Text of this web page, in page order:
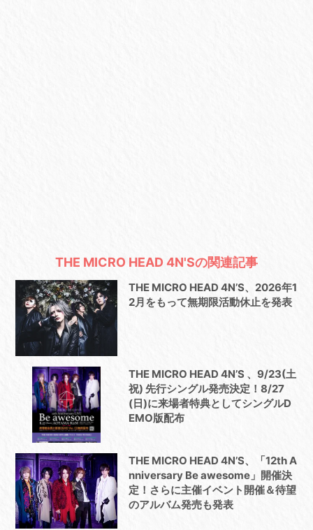
THE MICRO HEAD 4N'Sの関連記事
THE MICRO HEAD 4N’S、2026年1
2月をもって無期限活動休止を発表
THE MICRO HEAD 4N’S 、9/23(土
祝) 先行シングル発売決定！8/27
(日)に来場者特典としてシングルD
EMO版配布
THE MICRO HEAD 4N’S、「12th A
nniversary Be awesome」開催決
定！さらに主催イベント開催＆待望
のアルバム発売も発表